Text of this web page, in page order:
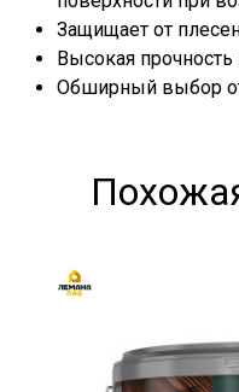
Защищает от
Высокая прочность
Обширный выбор